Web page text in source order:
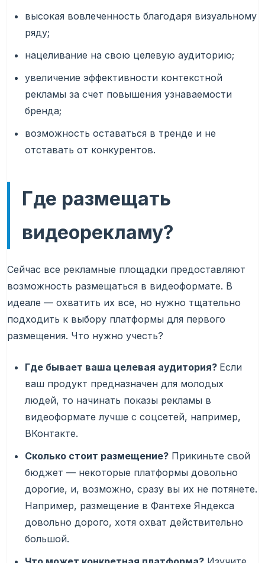
высокая вовлеченность благодаря визуальному
ряду;
нацеливание на свою целевую аудиторию;
увеличение эффективности контекстной
рекламы за счет повышения узнаваемости
бренда;
возможность оставаться в тренде и не
отставать от конкурентов.
Где размещать
видеорекламу?
Сейчас все рекламные площадки предоставляют
возможность размещаться в видеоформате. В
идеале — охватить их все, но нужно тщательно
подходить к выбору платформы для первого
размещения. Что нужно учесть?
Где бывает ваша целевая аудитория? Если
ваш продукт предназначен для молодых
людей, то начинать показы рекламы в
видеоформате лучше с соцсетей, например,
ВКонтакте.
Сколько стоит размещение? Прикиньте свой
бюджет — некоторые платформы довольно
дорогие, и, возможно, сразу вы их не потянете.
Например, размещение в Фантехе Яндекса
довольно дорого, хотя охват действительно
большой.